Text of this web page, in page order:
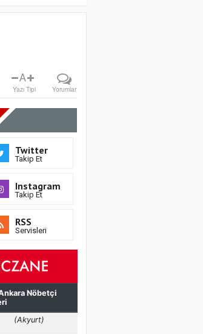
A
Yazı Tipi Yorumlar
Twitter
Takip Et
Instagram
Takip Et
RSS
Servisleri